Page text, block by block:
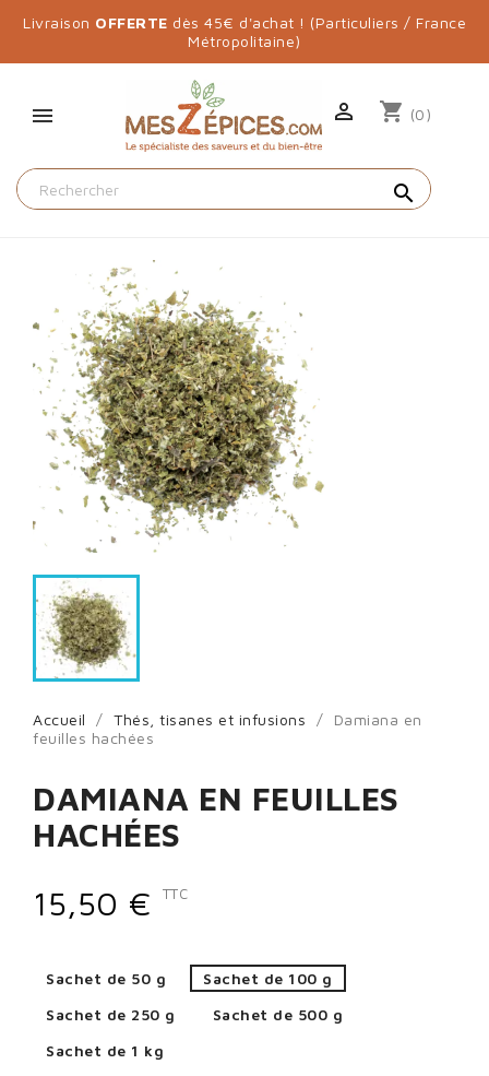
Livraison OFFERTE dès 45€ d'achat ! (Particuliers / France
Métropolitaine)
 shopping_cart (0)
search
Accueil Thés, tisanes et infusions
Damiana en
feuilles hachées
DAMIANA EN FEUILLES
HACHÉES
15,50 €
TTC
Sachet de 50 g
Sachet de 100 g
Sachet de 250 g
Sachet de 500 g
Sachet de 1 kg